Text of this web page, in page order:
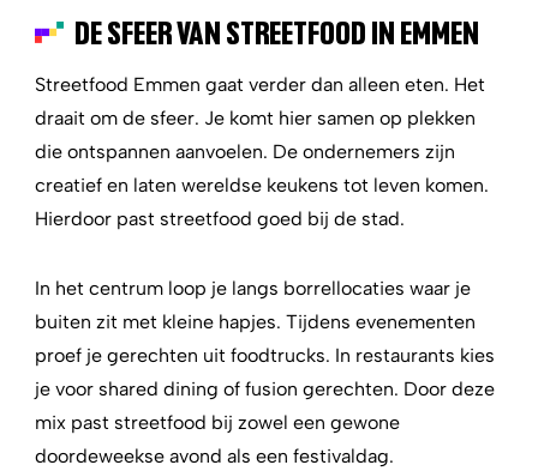
DE SFEER VAN STREETFOOD IN EMMEN
Streetfood Emmen gaat verder dan alleen eten. Het
draait om de sfeer. Je komt hier samen op plekken
die ontspannen aanvoelen. De ondernemers zijn
creatief en laten wereldse keukens tot leven komen.
Hierdoor past streetfood goed bij de stad.
In het centrum loop je langs borrellocaties waar je
buiten zit met kleine hapjes. Tijdens evenementen
proef je gerechten uit foodtrucks. In restaurants kies
je voor shared dining of fusion gerechten. Door deze
mix past streetfood bij zowel een gewone
doordeweekse avond als een festivaldag.